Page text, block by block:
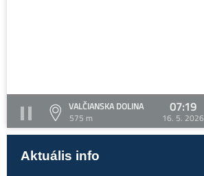
VALČIANSKA DOLINA
575 m
07:19
16. 5. 2026
Aktuális info